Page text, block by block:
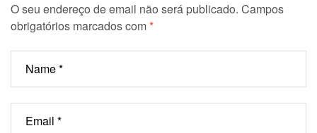
O seu endereço de email não será publicado. Campos
obrigatórios marcados com*